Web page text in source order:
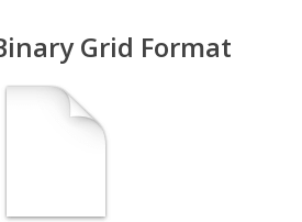
Grid Format